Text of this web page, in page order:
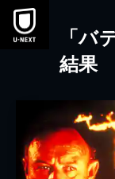
本文へスキップ
「バ
結果